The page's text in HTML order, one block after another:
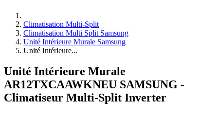
Climatisation Multi-Split
Climatisation Multi Split Samsung
Unité Intérieure Murale Samsung
Unité Intérieure...
Unité Intérieure Murale
AR12TXCAAWKNEU SAMSUNG -
Climatiseur Multi-Split Inverter